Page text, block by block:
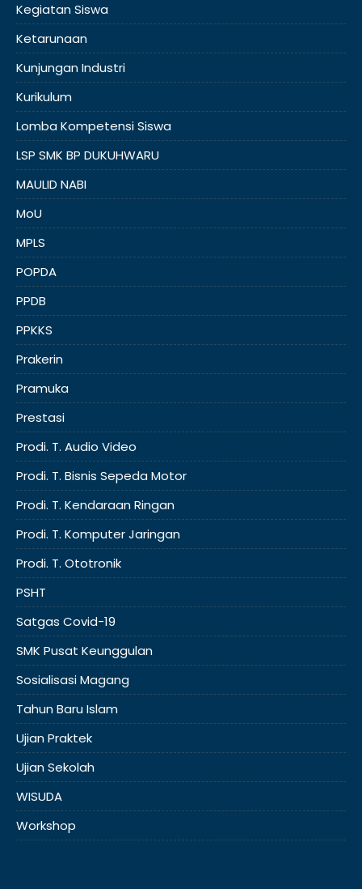
Kegiatan Siswa
Ketarunaan
Kunjungan Industri
Kurikulum
Lomba Kompetensi Siswa
LSP SMK BP DUKUHWARU
MAULID NABI
MoU
MPLS
POPDA
PPDB
PPKKS
Prakerin
Pramuka
Prestasi
Prodi. T. Audio Video
Prodi. T. Bisnis Sepeda Motor
Prodi. T. Kendaraan Ringan
Prodi. T. Komputer Jaringan
Prodi. T. Ototronik
PSHT
Satgas Covid-19
SMK Pusat Keunggulan
Sosialisasi Magang
Tahun Baru Islam
Ujian Praktek
Ujian Sekolah
WISUDA
Workshop